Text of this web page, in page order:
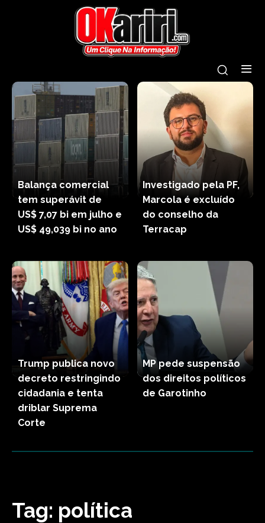
Balança comercial
tem superávit de
US$ 7,07 bi em julho e
US$ 49,039 bi no ano
Investigado pela PF,
Marcola é excluído
do conselho da
Terracap
Trump publica novo
decreto restringindo
cidadania e tenta
driblar Suprema
Corte
MP pede suspensão
dos direitos políticos
de Garotinho
Tag: política